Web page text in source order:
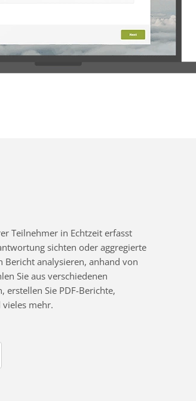
Teilnehmer in Echtzeit erfasst
sichten oder aggregierte
analysieren, anhand von
Sie aus verschiedenen
erstellen Sie PDF-Berichte,
vieles mehr.